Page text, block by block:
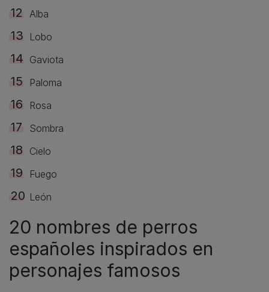
Alba
Lobo
Gaviota
Paloma
Rosa
Sombra
Cielo
Fuego
León
20 nombres de perros
españoles inspirados en
personajes famosos